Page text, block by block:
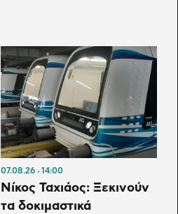
07.08.26 14:00
Νίκος Ταχιάος: Ξεκινούν
τα δοκιμαστικά